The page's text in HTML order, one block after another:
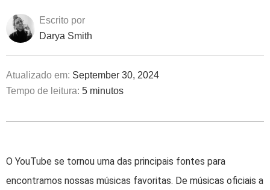
Escrito por
Darya Smith
Atualizado em: September 30, 2024
Tempo de leitura: 5 minutos
O YouTube se tornou uma das principais fontes para
encontramos nossas músicas favoritas. De músicas oficiais a